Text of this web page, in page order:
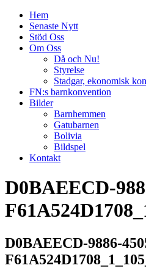
Hem
Senaste Nytt
Stöd Oss
Om Oss
Då och Nu!
Styrelse
Stadgar, ekonomisk
FN:s barnkonvention
Bilder
Barnhemmen
Gatubarnen
Bolivia
Bildspel
Kontakt
D0BAEECD-
D0BAEECD-9886-